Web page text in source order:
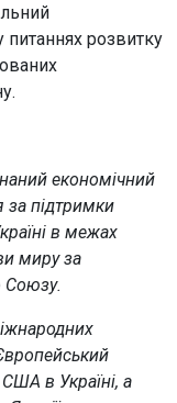
питаннях розвитку
економічний
за підтримки
в межах
миру за
Союзу.
в Україні, а